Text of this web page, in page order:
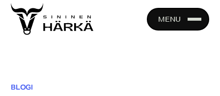
Skip
content
MENU
BLOGI